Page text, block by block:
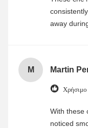
away
M Martin
With these
noticed